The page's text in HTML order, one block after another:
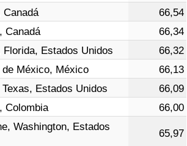
Canadá
66,54
Canadá
66,34
Florida, Estados Unidos
66,32
de México, México
66,13
Estados Unidos
66,09
Colombia 66,00
Washington, Estados
65,97